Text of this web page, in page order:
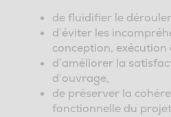
de fluidifier le
d’éviter les
conception,
d’améliorer la
d’ouvrage,
de préserver la
fonctionnelle du